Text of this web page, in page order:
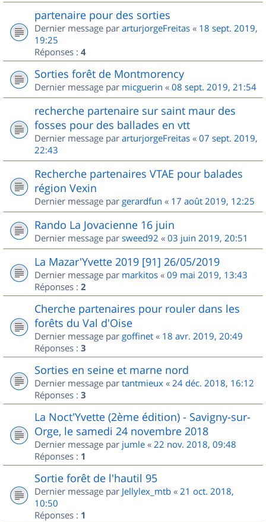
partenaire pour des sorties
Dernier message par arturjorgeFreitas « 18 sept. 2019,
19:25
Réponses : 4
Sorties forêt de Montmorency
Dernier message par micguerin « 08 sept. 2019, 21:54
recherche partenaire sur saint maur des
fosses pour des ballades en vtt
Dernier message par arturjorgeFreitas « 07 sept. 2019,
22:43
Recherche partenaires VTAE pour balades
région Vexin
Dernier message par gerardfun « 17 août 2019, 12:25
Rando La Jovacienne 16 juin
Dernier message par sweed92 « 03 juin 2019, 20:51
La Mazar'Yvette 2019 [91] 26/05/2019
Dernier message par markitos « 09 mai 2019, 13:43
Réponses : 2
Cherche partenaires pour rouler dans les
forêts du Val d'Oise
Dernier message par goffinet « 18 avr. 2019, 20:49
Réponses : 3
Sorties en seine et marne nord
Dernier message par tantmieux « 24 déc. 2018, 16:12
Réponses : 3
La Noct'Yvette (2ème édition) - Savigny-sur-
Orge, le samedi 24 novembre 2018
Dernier message par jumle « 22 nov. 2018, 09:48
Réponses : 1
Sortie forêt de l'hautil 95
Dernier message par Jellylex_mtb « 21 oct. 2018,
10:50
Réponses : 1